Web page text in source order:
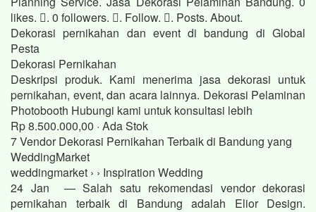
likes. 󱞋. 0 followers. 󱙶. Follow. 󰟝. Posts. About.
Dekorasi pernikahan dan event di bandung di Global
Pesta
Dekorasi Pernikahan
Deskripsi produk. Kami menerima jasa dekorasi untuk
pernikahan, event, dan acara lainnya. Dekorasi Pelaminan
Photobooth Hubungi kami untuk konsultasi lebih
Rp 8.500.000,00 · ‎Ada Stok
7 Vendor Dekorasi Pernikahan Terbaik di Bandung yang
WeddingMarket
weddingmarket › › Inspiration Wedding
24 Jan — Salah satu rekomendasi vendor dekorasi
pernikahan terbaik di Bandung adalah Elior Design.